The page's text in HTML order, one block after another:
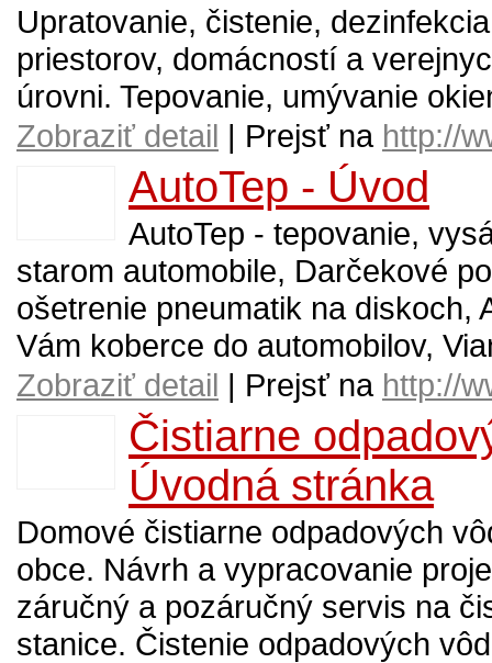
Upratovanie, čistenie,
priestorov, domácností a
úrovni. Tepovanie, umývanie
Zobraziť detail | Prejsť na http://
AutoTep - Úvod
AutoTep - tepovanie,
starom automobile, Darčekové
ošetrenie pneumatik na diskoch,
Vám koberce do automobilov,
Zobraziť detail | Prejsť na http://
Čistiarne
Úvodná stránka
Domové čistiarne odpadových
obce. Návrh a vypracovanie
záručný a pozáručný servis na
stanice. Čistenie odpadových